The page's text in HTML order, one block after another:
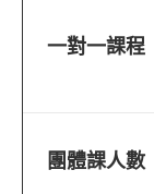
一對一課程
團體課人數